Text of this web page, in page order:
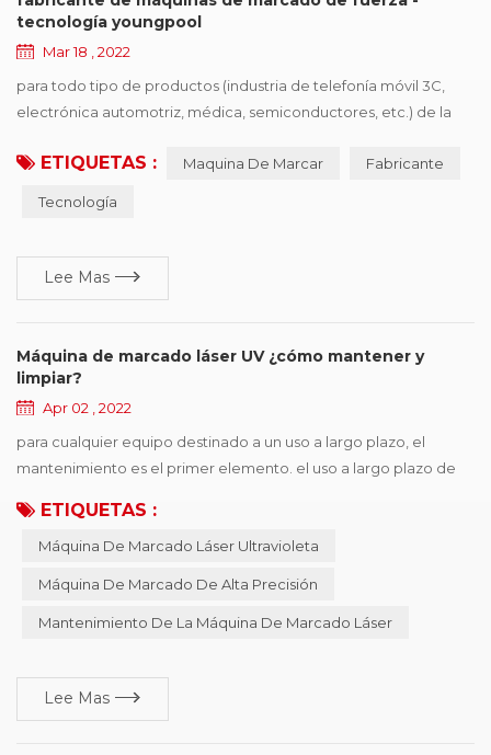
tecnología youngpool
Mar 18 , 2022
para todo tipo de productos (industria de telefonía móvil 3C,
electrónica automotriz, médica, semiconductores, etc.) de la
controladores de dispositivos de identificación, el primer punto
mejorar la competitividad de los productos, ganar más cuota de
ETIQUETAS : Maquina De Marcar Fabricante
Tecnología
Lee Mas
Máquina de marcado láser UV ¿cómo mantener y
limpiar?
Apr 02 , 2022
para cualquier equipo destinado a un uso a largo plazo, el
mantenimiento es el primer elemento. el uso a largo plazo de
inestable, propensa a fallar., por lo tanto, se debe realizar un
mantenimiento e inspección regulares para garantizar el
vida útil de la máquina. máquina de marcado lá...
ETIQUETAS :
Máquina De Marcado Láser Ultravioleta
Máquina De Marcado De Alta Precisión
Mantenimiento De La Máquina De Marcado Láser
Lee Mas